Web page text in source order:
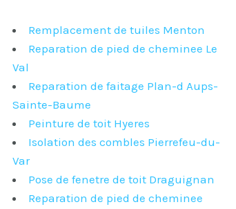
Remplacement de tuiles Menton
Reparation de pied de cheminee Le
Val
Reparation de faitage Plan-d Aups-
Sainte-Baume
Peinture de toit Hyeres
Isolation des combles Pierrefeu-du-
Var
Pose de fenetre de toit Draguignan
Reparation de pied de cheminee